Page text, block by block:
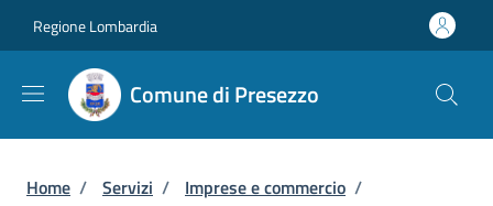
Regione Lombardia
Comune di Presezzo
Briciole di pane
Home / Servizi / Imprese e commercio /